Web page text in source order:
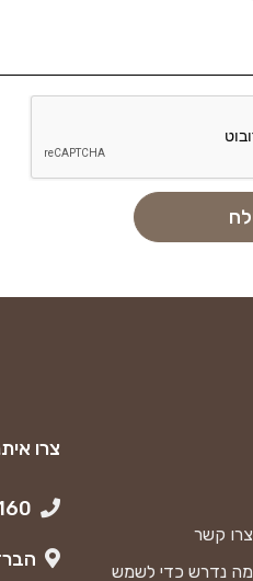
צרו
הברזל 26
צרו קשר
מה נדרש כדי לשמש